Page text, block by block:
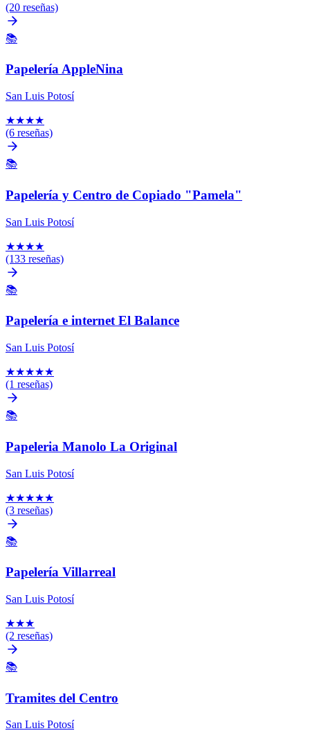
(20 reseñas)
📚
Papelería AppleNina
San Luis Potosí
★★★★
(6 reseñas)
📚
Papelería y Centro de Copiado "Pamela"
San Luis Potosí
★★★★
(133 reseñas)
📚
Papelería e internet El Balance
San Luis Potosí
★★★★★
(1 reseñas)
📚
Papeleria Manolo La Original
San Luis Potosí
★★★★★
(3 reseñas)
📚
Papelería Villarreal
San Luis Potosí
★★★
(2 reseñas)
📚
Tramites del Centro
San Luis Potosí